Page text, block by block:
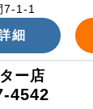
7-1-1
細
ー店
4542